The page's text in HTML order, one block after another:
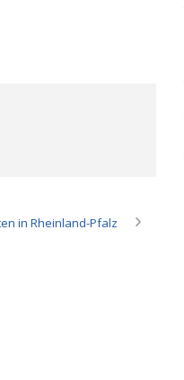
in Rheinland-Pfalz